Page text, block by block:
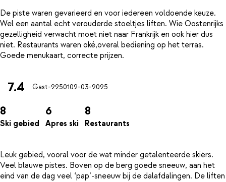
De piste waren gevarieerd en voor iedereen voldoende keuze.
Wel een aantal echt verouderde stoeltjes liften. Wie Oostenrijks
gezelligheid verwacht moet niet naar Frankrijk en ook hier dus
niet. Restaurants waren oké,overal bediening op het terras.
7.4 Gast-2250102-03-2025
8
Ski gebied
6
Apres ski
8
Restaurants
Leuk gebied, vooral voor de wat minder getalenteerde skiërs.
Veel blauwe pistes. Boven op de berg goede sneeuw, aan het
eind van de dag veel ‘pap’-sneeuw bij de dalafdalingen. De liften